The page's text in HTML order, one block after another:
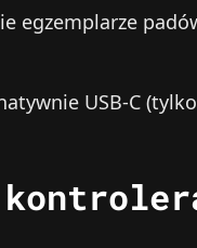
egzemplarze
USB‑C (tylko